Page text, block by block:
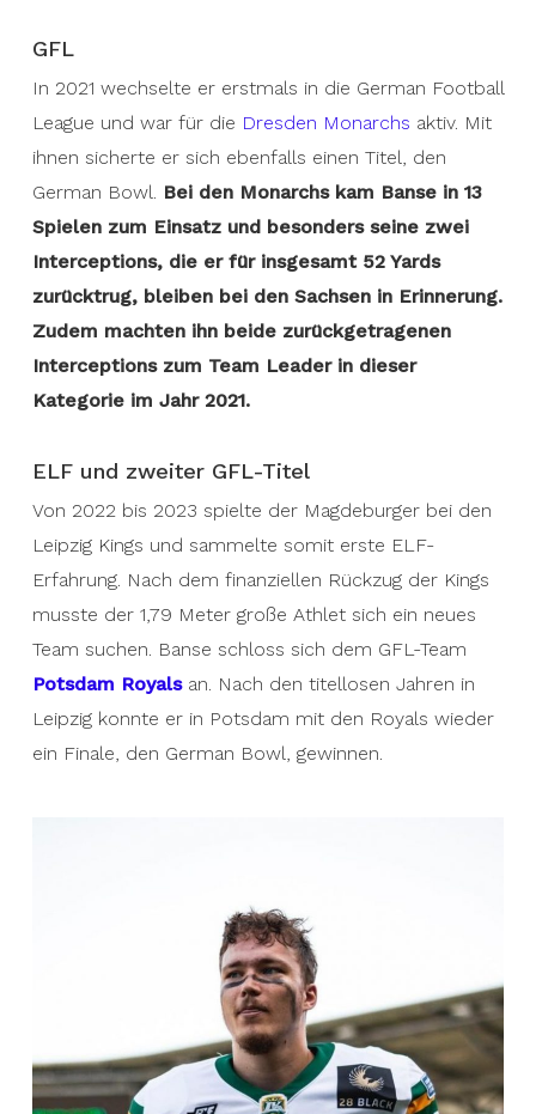
GFL
In 2021 wechselte er erstmals in die German Football
League und war für die Dresden Monarchs aktiv. Mit
ihnen sicherte er sich ebenfalls einen Titel, den
German Bowl. Bei den Monarchs kam Banse in 13
Spielen zum Einsatz und besonders seine zwei
Interceptions, die er für insgesamt 52 Yards
zurücktrug, bleiben bei den Sachsen in Erinnerung.
Zudem machten ihn beide zurückgetragenen
Interceptions zum Team Leader in dieser
Kategorie im Jahr 2021.
ELF und zweiter GFL-Titel
Von 2022 bis 2023 spielte der Magdeburger bei den
Leipzig Kings und sammelte somit erste ELF-
Erfahrung. Nach dem finanziellen Rückzug der Kings
musste der 1,79 Meter große Athlet sich ein neues
Team suchen. Banse schloss sich dem GFL-Team
Potsdam Royalsan. Nach den titellosen Jahren in
Leipzig konnte er in Potsdam mit den Royals wieder
ein Finale, den German Bowl, gewinnen.